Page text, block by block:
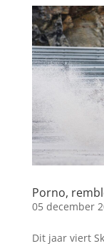
Porno,
05 december
Dit jaar viert